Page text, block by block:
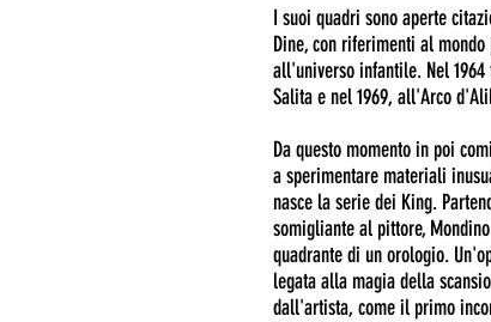
I suoi quadri sono aperte
Dine, con riferimenti al
all'universo infantile. Nel
Salita e nel 1969, all'Arco
Da questo momento in poi
a sperimentare materiali
nasce la serie dei King.
somigliante al pittore,
quadrante di un orologio.
legata alla magia della
dall'artista, come il primo